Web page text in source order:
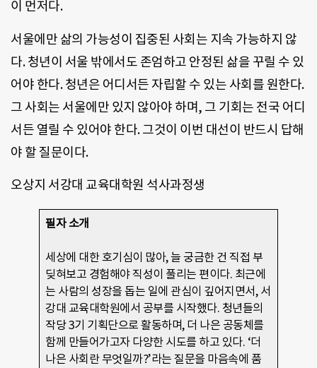
이 먼저다.
서울에만 삶의 가능성이 집중된 사회는 지속 가능하지 않
다. 청년이 서울 밖에서도 존엄하고 안정된 삶을 꾸릴 수 있
어야 한다. 청년은 어디서든 자립할 수 있는 사회를 원한다.
그 사회는 서울에만 있지 않아야 하며, 그 기회는 전국 어디
서든 열릴 수 있어야 한다. 그것이 이번 대선이 반드시 답해
야 할 질문이다.
오상지 서강대 교육대학원 석사과정생
필자 소개
세상에 대한 호기심이 많아, 늘 궁금한 건 직접 부
딪혀보고 경험해야 직성이 풀리는 편이다. 최근에
는 사람의 성장을 돕는 일에 관심이 깊어지면서, 서
강대 교육대학원에서 공부를 시작했다. 청년들의
작당 3기 기획단으로 활동하며, 더 나은 공동체를
함께 만들어가고자 다양한 시도를 하고 있다. ‘더
나은 사회란 무엇일까?’라는 질문을 마음속에 품